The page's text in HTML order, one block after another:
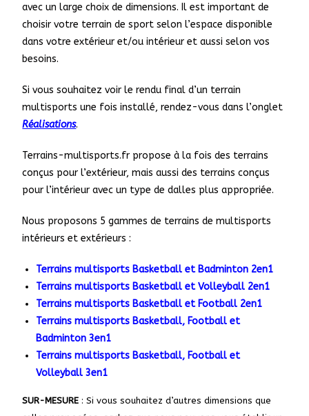
avec un large choix de dimensions. Il est important de
choisir votre terrain de sport selon l’espace disponible
dans votre extérieur et/ou intérieur et aussi selon vos
besoins.
Si vous souhaitez voir le rendu final d’un terrain
multisports une fois installé, rendez-vous dans l’onglet
Réalisations.
Terrains-multisports.fr propose à la fois des terrains
conçus pour l’extérieur, mais aussi des terrains conçus
pour l’intérieur avec un type de dalles plus appropriée.
Nous proposons 5 gammes de terrains de multisports
intérieurs et extérieurs :
Terrains multisports Basketball et Badminton 2en1
Terrains multisports Basketball et Volleyball 2en1
Terrains multisports Basketball et Football 2en1
Terrains multisports Basketball, Football et
Badminton 3en1
Terrains multisports Basketball, Football et
Volleyball 3en1
SUR-MESURE : Si vous souhaitez d’autres dimensions que